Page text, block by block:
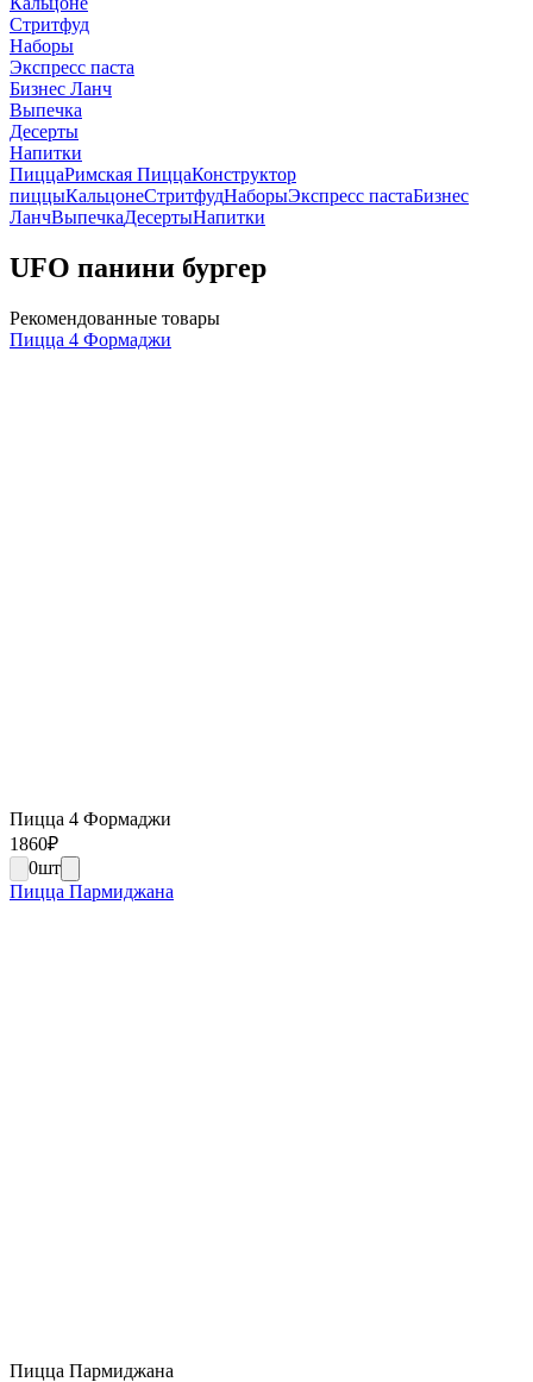
Стритфуд
Наборы
Экспресс паста
Бизнес Ланч
Выпечка
Десерты
Напитки
ПиццаРимская ПиццаКонструктор
пиццыКальцонеСтритфудНаборыЭкспресс пастаБизнес
ЛанчВыпечкаДесертыНапитки
UFO панини бургер
Рекомендованные товары
Пицца 4 Формаджи
Пицца 4 Формаджи
1860₽
0шт
Пицца Пармиджана
Пицца Пармиджана